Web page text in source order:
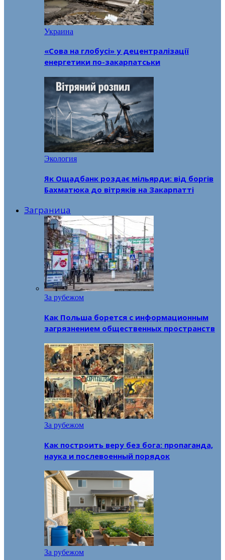
Украина
«Сова на глобусі» у децентралізації
енергетики по-закарпатськи
Экология
Як Ощадбанк роздає мільярди: від боргів
Бахматюка до вітряків на Закарпатті
Заграница
За рубежом
Как Польша борется с информационным
загрязнением общественных пространств
За рубежом
Как построить веру без бога: пропаганда,
наука и послевоенный порядок
За рубежом